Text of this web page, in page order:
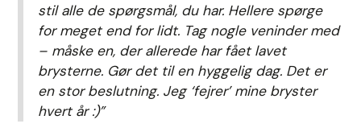
stil alle de spørgsmål, du har. Hellere spørge
for meget end for lidt. Tag nogle veninder med
– måske en, der allerede har fået lavet
brysterne. Gør det til en hyggelig dag. Det er
en stor beslutning. Jeg ‘fejrer’ mine bryster
hvert år :)”